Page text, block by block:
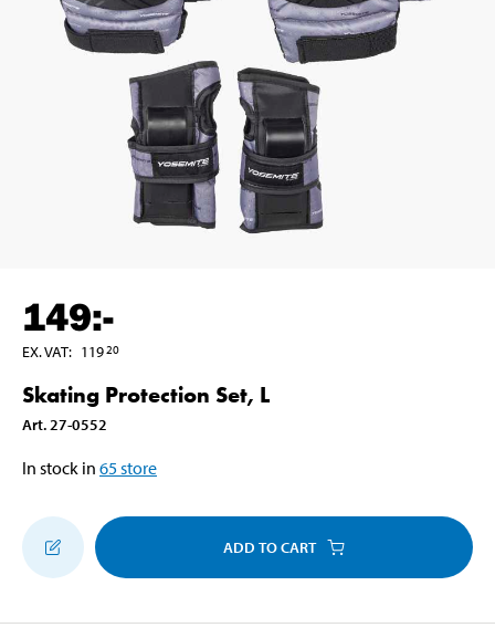
149:-
EX. VAT: 11920
Skating Protection Set, L
Art. 27-0552
In stock in 65store
ADD TO CART